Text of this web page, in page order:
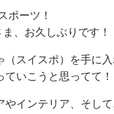
ポーツ！
、お久しぶりです！
（スイスポ）を手に
いこうと思ってて！
やインテリア、そし